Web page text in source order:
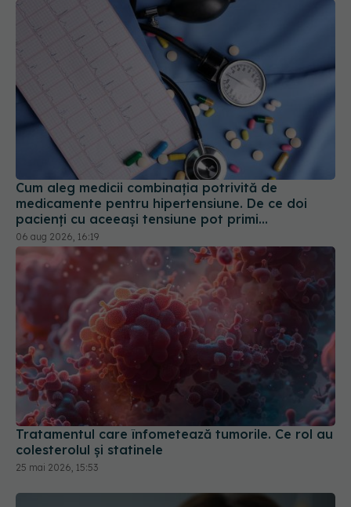
Cum aleg medicii combinația potrivită de
medicamente pentru hipertensiune. De ce doi
pacienți cu aceeași tensiune pot primi
tratamente diferite
06 aug 2026, 16:19
Tratamentul care înfometează tumorile. Ce rol au
colesterolul și statinele
25 mai 2026, 15:53